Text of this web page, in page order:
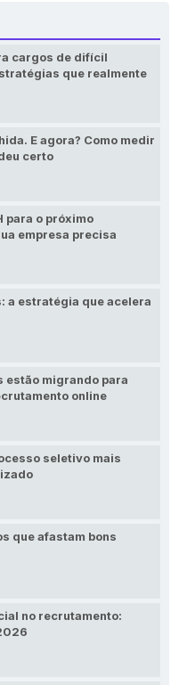
cargos de difícil
que realmente
E agora? Como medir
certo
para o próximo
empresa precisa
a estratégia que acelera
estão migrando para
online
seletivo mais
que afastam bons
no recrutamento: